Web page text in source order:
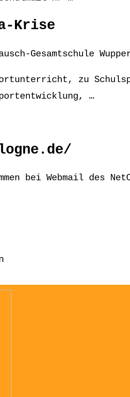
Krise
Gesamtschule
zu
…
bei Webmail des